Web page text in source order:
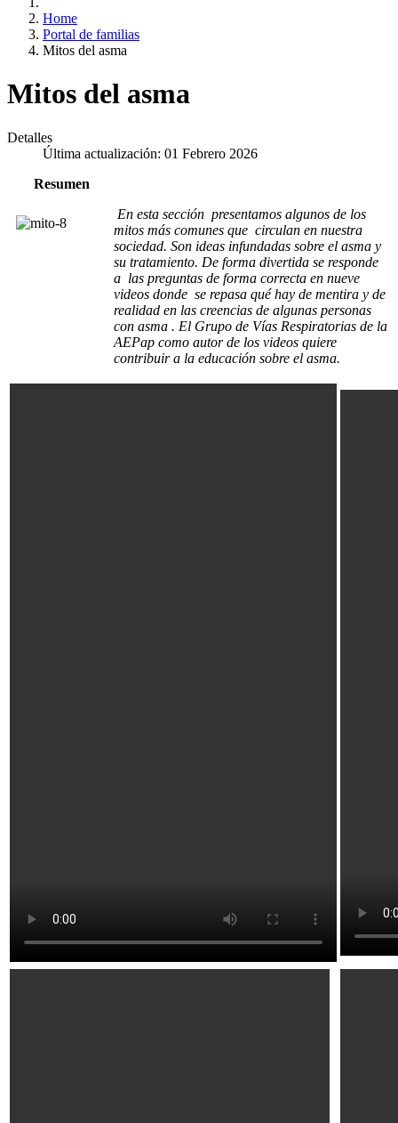
Home
Portal de familias
Mitos del asma
Mitos del asma
Detalles
Última actualización: 01 Febrero 2026
Resumen
En esta sección presentamos algunos de los
mitos más comunes que circulan en nuestra
sociedad. Son ideas infundadas sobre el asma y
su tratamiento. De forma divertida se responde
a las preguntas de forma correcta en nueve
videos donde se repasa qué hay de mentira y de
realidad en las creencias de algunas personas
con asma . El Grupo de Vías Respiratorias de la
AEPap como autor de los videos quiere
contribuir a la educación sobre el asma.